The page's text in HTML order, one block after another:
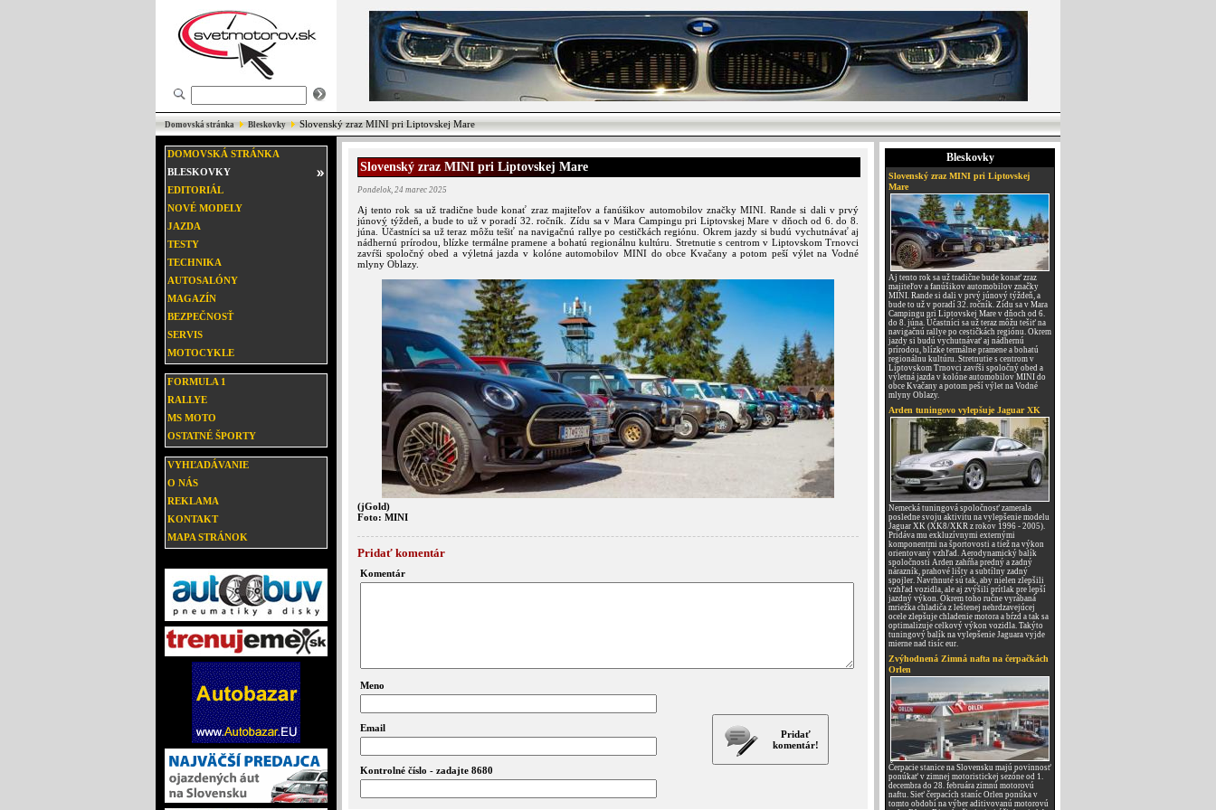
Domovská stránka Bleskovky Slovenský zraz MINI pri Liptovskej Mare
DOMOVSKÁ STRÁNKA
BLESKOVKY
EDITORIÁL
NOVÉ MODELY
JAZDA
TESTY
TECHNIKA
AUTOSALÓNY
MAGAZÍN
BEZPEČNOSŤ
SERVIS
MOTOCYKLE
FORMULA 1
RALLYE
MS MOTO
OSTATNÉ ŠPORTY
VYHĽADÁVANIE
O NÁS
REKLAMA
KONTAKT
MAPA STRÁNOK
Slovenský zraz MINI pri Liptovskej Mare
Pondelok, 24 marec 2025
Aj tento rok sa už tradične bude konať zraz majiteľov a fanúšikov automobilov značky MINI. Rande si dali v prvý
júnový týždeň, a bude to už v poradí 32. ročník. Zídu sa v Mara Campingu pri Liptovskej Mare v dňoch od 6. do 8.
júna. Účastníci sa už teraz môžu tešiť na navigačnú rallye po cestičkách regiónu. Okrem jazdy si budú vychutnávať aj
nádhernú prírodou, blízke termálne pramene a bohatú regionálnu kultúru. Stretnutie s centrom v Liptovskom Trnovci
zavŕši spoločný obed a výletná jazda v kolóne automobilov MINI do obce Kvačany a potom peší výlet na Vodné
mlyny Oblazy.
(jGold)
Foto: MINI
Pridať komentár
Komentár
Meno
Pridať
komentár!
Email
Kontrolné číslo - zadajte 8680
Bleskovky
Slovenský zraz MINI pri Liptovskej
Mare
Aj tento rok sa už tradične bude konať zraz
majiteľov a fanúšikov automobilov značky
MINI. Rande si dali v prvý júnový týždeň, a
bude to už v poradí 32. ročník. Zídu sa v Mara
Campingu pri Liptovskej Mare v dňoch od 6.
do 8. júna. Účastníci sa už teraz môžu tešiť na
navigačnú rallye po cestičkách regiónu. Okrem
jazdy si budú vychutnávať aj nádhernú
prírodou, blízke termálne pramene a bohatú
regionálnu kultúru. Stretnutie s centrom v
Liptovskom Trnovci zavŕši spoločný obed a
výletná jazda v kolóne automobilov MINI do
obce Kvačany a potom peší výlet na Vodné
mlyny Oblazy.
Arden tuningovo vylepšuje Jaguar XK
Nemecká tuningová spoločnosť zamerala
posledne svoju aktivitu na vylepšenie modelu
Jaguar XK (XK8/XKR z rokov 1996 - 2005).
Pridáva mu exkluzívnymi externými
komponentmi na športovosti a tiež na výkon
orientovaný vzhľad. Aerodynamický balík
spoločnosti Arden zahŕňa predný a zadný
nárazník, prahové lišty a subtílny zadný
spojler. Navrhnuté sú tak, aby nielen zlepšili
vzhľad vozidla, ale aj zvýšili prítlak pre lepší
jazdný výkon. Okrem toho ručne vyrábaná
mriežka chladiča z leštenej nehrdzavejúcej
ocele zlepšuje chladenie motora a bŕzd a tak sa
optimalizuje celkový výkon vozidla. Takýto
tuningový balík na vylepšenie Jaguara vyjde
mierne nad tisíc eur.
Zvýhodnená Zimná nafta na čerpačkách
Orlen
Čerpacie stanice na Slovensku majú povinnosť
ponúkať v zimnej motoristickej sezóne od 1.
decembra do 28. februára zimnú motorovú
naftu. Sieť čerpacích staníc Orlen ponúka v
tomto období na výber aditivovanú motorovú